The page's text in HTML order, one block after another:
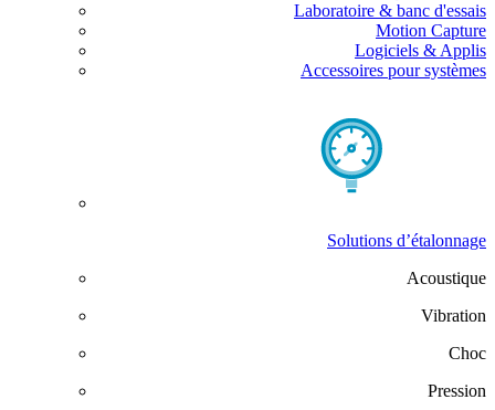
Laboratoire & banc d'essais
Motion Capture
Logiciels & Applis
Accessoires pour systèmes
Solutions d’étalonnage
Acoustique
Vibration
Choc
Pression